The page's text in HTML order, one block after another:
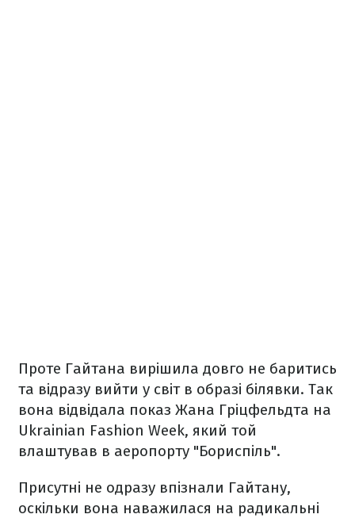
Проте Гайтана вирішила довго не баритись
та відразу вийти у світ в образі білявки. Так
вона відвідала показ Жана Гріцфельдта на
Ukrainian Fashion Week, який той
влаштував в аеропорту "Бориспіль".
Присутні не одразу впізнали Гайтану,
оскільки вона наважилася на радикальні